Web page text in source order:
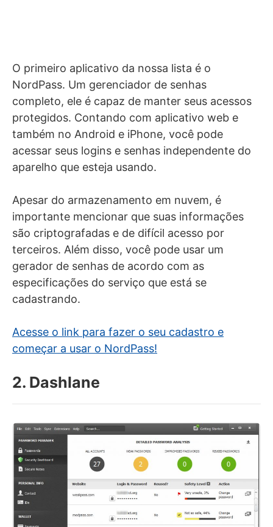
O primeiro aplicativo da nossa lista é o
NordPass. Um gerenciador de senhas
completo, ele é capaz de manter seus acessos
protegidos. Contando com aplicativo web e
também no Android e iPhone, você pode
acessar seus logins e senhas independente do
aparelho que esteja usando.
Apesar do armazenamento em nuvem, é
importante mencionar que suas informações
são criptografadas e de difícil acesso por
terceiros. Além disso, você pode usar um
gerador de senhas de acordo com as
especificações do serviço que está se
cadastrando.
Acesse o link para fazer o seu cadastro e
começar a usar o NordPass!
2. Dashlane